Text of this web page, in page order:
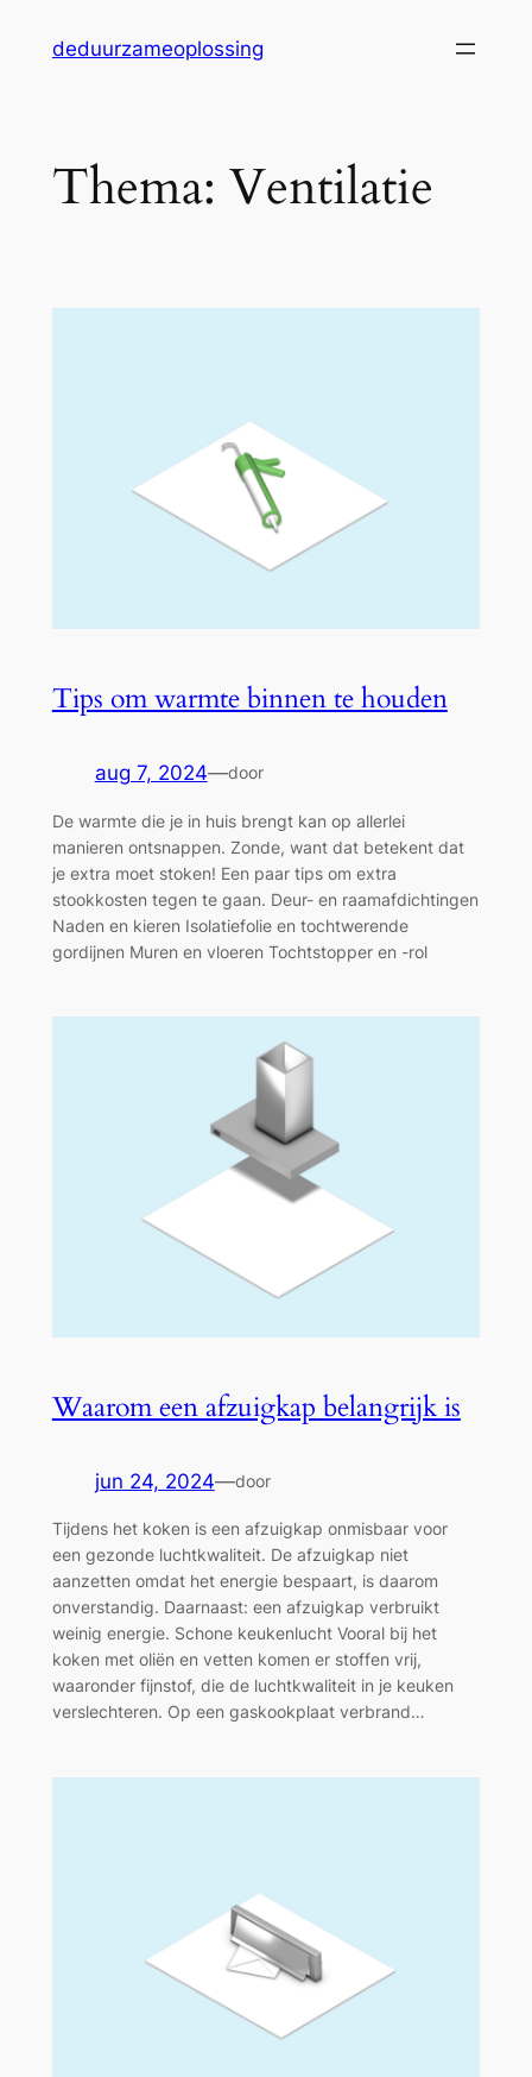
deduurzameoplossing
Thema: Ventilatie
Tips om warmte binnen te houden
aug 7, 2024—door
De warmte die je in huis brengt kan op allerlei
manieren ontsnappen. Zonde, want dat betekent dat
je extra moet stoken! Een paar tips om extra
stookkosten tegen te gaan. Deur- en raamafdichtingen
Naden en kieren Isolatiefolie en tochtwerende
gordijnen Muren en vloeren Tochtstopper en -rol
Waarom een afzuigkap belangrijk is
jun 24, 2024—door
Tijdens het koken is een afzuigkap onmisbaar voor
een gezonde luchtkwaliteit. De afzuigkap niet
aanzetten omdat het energie bespaart, is daarom
onverstandig. Daarnaast: een afzuigkap verbruikt
weinig energie. Schone keukenlucht Vooral bij het
koken met oliën en vetten komen er stoffen vrij,
waaronder fijnstof, die de luchtkwaliteit in je keuken
verslechteren. Op een gaskookplaat verbrand…